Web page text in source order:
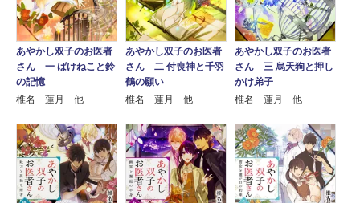
あやかし双子のお医者
さん 一 ばけねこと鈴
の記憶
椎名 蓮月 他
あやかし双子のお医者
さん 二 付喪神と千羽
鶴の願い
椎名 蓮月 他
あやかし双子のお医者
さん 三 烏天狗と押し
かけ弟子
椎名 蓮月 他